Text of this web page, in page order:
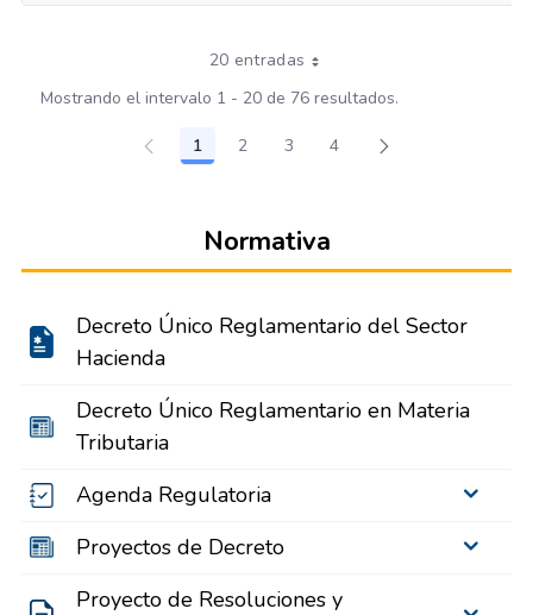
20 entradas
Mostrando el intervalo 1 - 20 de 76 resultados.
Página
1 Página
2 Página
3 Página
4
Normativa
Decreto Único Reglamentario del Sector
Hacienda
Decreto Único Reglamentario en Materia
Tributaria
Agenda Regulatoria
Proyectos de Decreto
Proyecto de Resoluciones y